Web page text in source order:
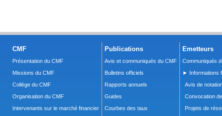
CMF
Présentation du CMF
Missions du CMF
Collège du CMF
Organisation du CMF
Intervenants sur le marché financier
Publications
Avis et communiqués du CMF
Bulletins officiels
Rapports annuels
Guides
Courbes des taux
Emetteurs
Communiqués
► Informations
Avis de
Convocation
Projets de